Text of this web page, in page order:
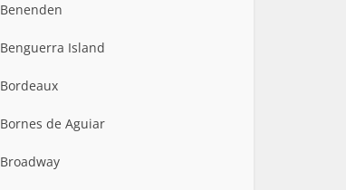
Benenden
Benguerra Island
Bordeaux
Bornes de Aguiar
Broadway